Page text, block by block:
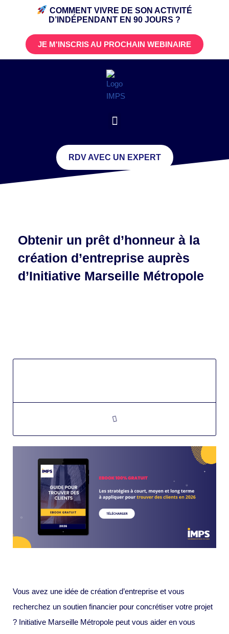
COMMENT VIVRE DE SON ACTIVITÉ
D’INDÉPENDANT EN 90 JOURS ?
JE M'INSCRIS AU PROCHAIN WEBINAIRE
RDV AVEC UN EXPERT
Obtenir un prêt d’honneur à la
création d’entreprise auprès
d’Initiative Marseille Métropole
Vous avez une idée de création d’entreprise et vous
recherchez un soutien financier pour concrétiser votre projet
? Initiative Marseille Métropole peut vous aider en vous